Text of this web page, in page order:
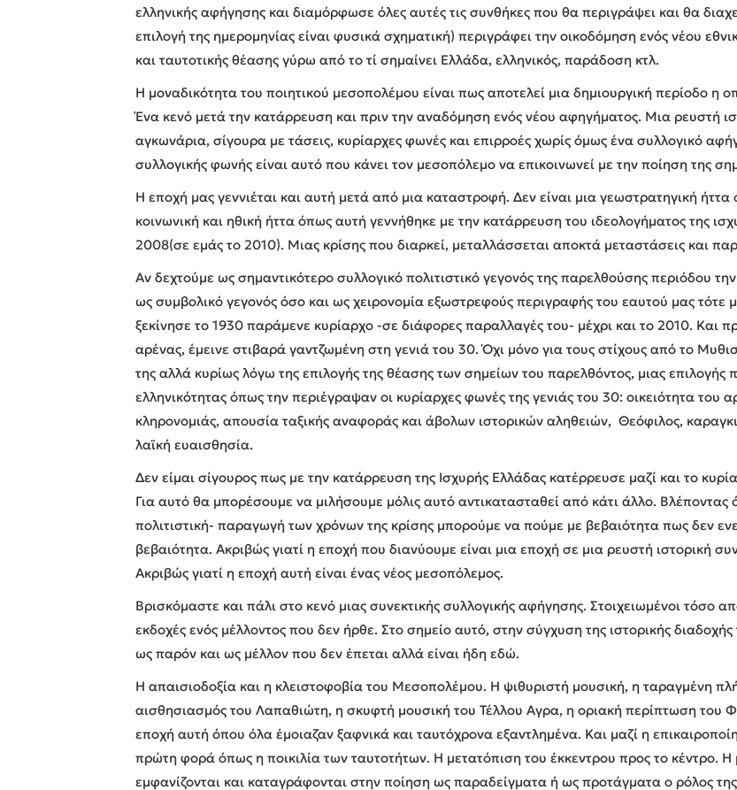
ελληνικής αφήγησης και διαμόρφωσε όλες αυτές τις συνθήκες που θα περιγράψει και θα
επιλογή της ημερομηνίας είναι φυσικά σχηματική) περιγράφει την οικοδόμηση ενός νέου
και ταυτοτικής θέασης γύρω από το τί σημαίνει Ελλάδα, ελληνικός, παράδοση κτλ.
Η μοναδικότητα του ποιητικού μεσοπολέμου είναι πως αποτελεί μια δημιουργική περίοδο η
Ένα κενό μετά την κατάρρευση και πριν την αναδόμηση ενός νέου αφηγήματος. Μια ρευστή
αγκωνάρια, σίγουρα με τάσεις, κυρίαρχες φωνές και επιρροές χωρίς όμως ένα συλλογικό
συλλογικής φωνής είναι αυτό που κάνει τον μεσοπόλεμο να επικοινωνεί με την ποίηση της
Η εποχή μας γεννιέται και αυτή μετά από μια καταστροφή. Δεν είναι μια γεωστρατηγική
κοινωνική και ηθική ήττα όπως αυτή γεννήθηκε με την κατάρρευση του ιδεολογήματος της
2008(σε εμάς το 2010). Μιας κρίσης που διαρκεί, μεταλλάσσεται αποκτά μεταστάσεις και
Αν δεχτούμε ως σημαντικότερο συλλογικό πολιτιστικό γεγονός της παρελθούσης περιόδου
ως συμβολικό γεγονός όσο και ως χειρονομία εξωστρεφούς περιγραφής του εαυτού μας
ξεκίνησε το 1930 παράμενε κυρίαρχο -σε διάφορες παραλλαγές του- μέχρι και το 2010. Και
αρένας, έμεινε στιβαρά γαντζωμένη στη γενιά του 30. Όχι μόνο για τους στίχους από το
της αλλά κυρίως λόγω της επιλογής της θέασης των σημείων του παρελθόντος, μιας
ελληνικότητας όπως την περιέγραψαν οι κυρίαρχες φωνές της γενιάς του 30: οικειότητα του
κληρονομιάς, απουσία ταξικής αναφοράς και άβολων ιστορικών αληθειών, Θεόφιλος,
λαϊκή ευαισθησία.
Δεν είμαι σίγουρος πως με την κατάρρευση της Ισχυρής Ελλάδας κατέρρευσε μαζί και το
Για αυτό θα μπορέσουμε να μιλήσουμε μόλις αυτό αντικατασταθεί από κάτι άλλο. Βλέποντας
πολιτιστική- παραγωγή των χρόνων της κρίσης μπορούμε να πούμε με βεβαιότητα πως δεν
βεβαιότητα. Ακριβώς γιατί η εποχή που διανύουμε είναι μια εποχή σε μια ρευστή ιστορική
Ακριβώς γιατί η εποχή αυτή είναι ένας νέος μεσοπόλεμος.
Βρισκόμαστε και πάλι στο κενό μιας συνεκτικής συλλογικής αφήγησης. Στοιχειωμένοι
εκδοχές ενός μέλλοντος που δεν ήρθε. Στο σημείο αυτό, στην σύγχυση της ιστορικής
ως παρόν και ως μέλλον που δεν έπεται αλλά είναι ήδη εδώ.
Η απαισιοδοξία και η κλειστοφοβία του Μεσοπολέμου. Η ψιθυριστή μουσική, η ταραγμένη
αισθησιασμός του Λαπαθιώτη, η σκυφτή μουσική του Τέλλου Αγρα, η οριακή περίπτωση του
εποχή αυτή όπου όλα έμοιαζαν ξαφνικά και ταυτόχρονα εξαντλημένα. Και μαζί η
πρώτη φορά όπως η ποικιλία των ταυτοτήτων. Η μετατόπιση του έκκεντρου προς το κέντρο. Η
εμφανίζονται και καταγράφονται στην ποίηση ως παραδείγματα ή ως προτάγματα ο ρόλος